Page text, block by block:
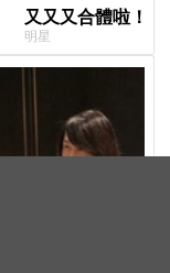
又又又合體啦！
開拍
明星